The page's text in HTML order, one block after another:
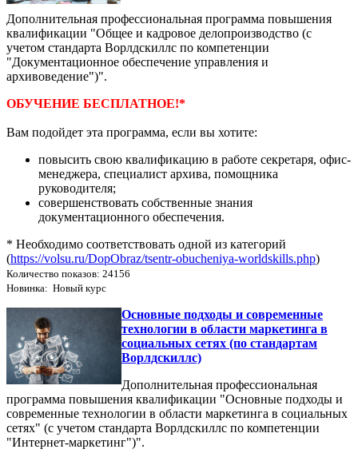
Дополнительная профессиональная программа повышения
квалификации "Общее и кадровое делопроизводство (с
учетом стандарта Ворлдскиллс по компетенции
"Документационное обеспечение управления и
архивоведение")".
ОБУЧЕНИЕ БЕСПЛАТНОЕ!*
Вам подойдет эта программа, если вы хотите:
повысить свою квалификацию в работе секретаря, офис-
менеджера, специалист архива, помощника
руководителя;
совершенствовать собственные знания
документационного обеспечения.
* Необходимо соответствовать одной из категорий
(https://volsu.ru/DopObraz/tsentr-obucheniya-worldskills.php)
Количество показов: 24156
Новинка: Новый курс
Основные подходы и современные
технологии в области маркетинга в
социальных сетях (по стандартам
Ворлдскиллс)
Дополнительная профессиональная
программа повышения квалификации "Основные подходы и
современные технологии в области маркетинга в социальных
сетях" (с учетом стандарта Ворлдскиллс по компетенции
"Интернет-маркетинг")".